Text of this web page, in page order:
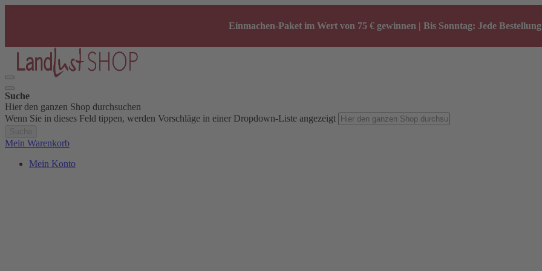
Einmachen-Paket im Wert von 75 € gewinnen | Bis Sonntag: Jede
Suche
Hier den ganzen Shop durchsuchen
Wenn Sie in dieses Feld tippen, werden Vorschläge in einer Dropdown-Liste angezeigt
Mein Warenkorb
Mein Konto